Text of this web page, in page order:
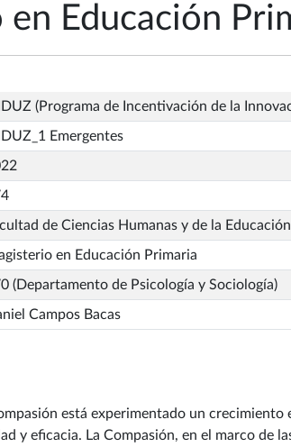
Educación
(Programa de Incentivación de la
Emergentes
de Ciencias Humanas y de la Educación
en Educación Primaria
(Departamento de Psicología y Sociología)
Campos Bacas
está experimentado un
y eficacia. La Compasión, en el marco de